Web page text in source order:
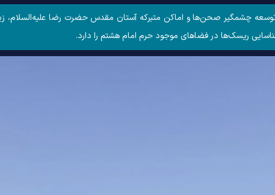
چشمگیر صحن‌ها و اماکن متبرکه آستان مقدس حضرت رضا علیه‌السلام،
ریسک‌ها در فضا‌های موجود حرم امام هشتم را دارد.